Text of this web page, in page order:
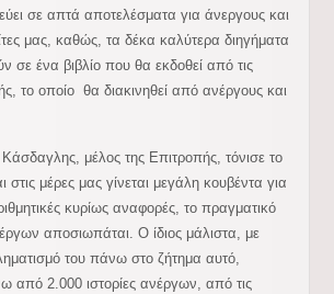
σε απτά αποτελέσματα για άνεργους και
μας, καθώς, τα δέκα καλύτερα διηγήματα
σε ένα βιβλίο που θα εκδοθεί από τις
το οποίο θα διακινηθεί από ανέργους και
μέλος της Επιτροπής, τόνισε το
στις μέρες μας γίνεται μεγάλη κουβέντα για
κυρίως αναφορές, το πραγματικό
αποσιωπάται. Ο ίδιος μάλιστα, με
του πάνω στο ζήτημα αυτό,
από 2.000 ιστορίες ανέργων, από τις